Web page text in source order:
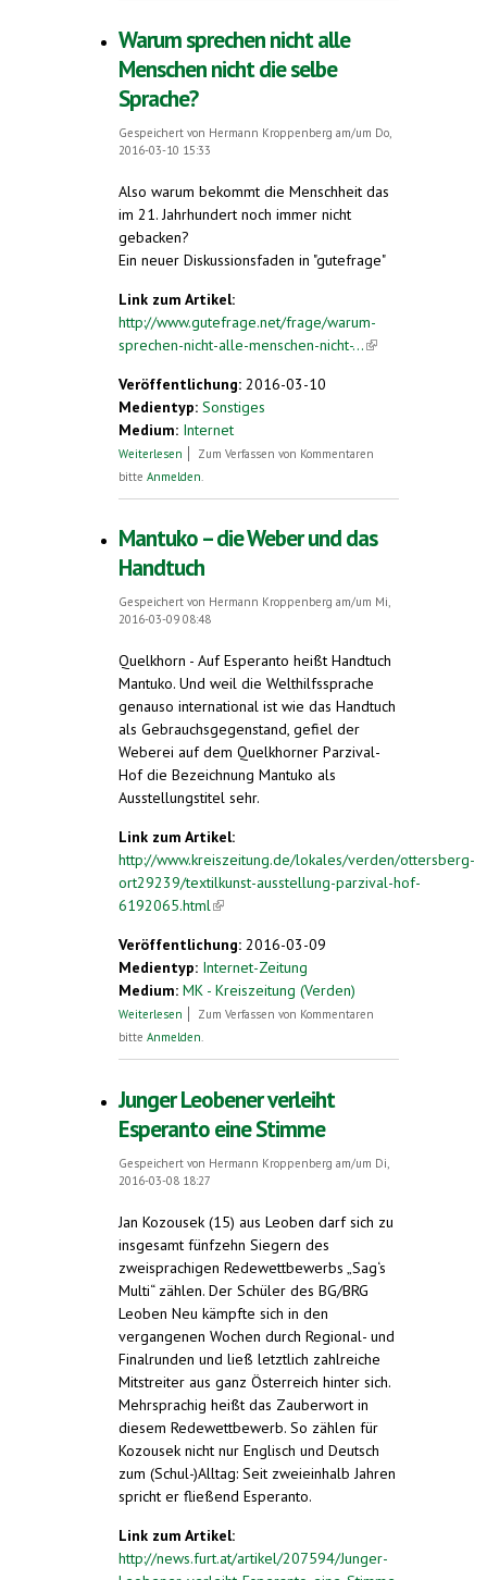
Warum sprechen nicht alle
Menschen nicht die selbe
Sprache?
Gespeichert von Hermann Kroppenberg am/um Do,
2016-03-10 15:33
Also warum bekommt die Menschheit das
im 21. Jahrhundert noch immer nicht
gebacken?
Ein neuer Diskussionsfaden in "gutefrage"
Link zum Artikel:
http://www.gutefrage.net/frage/warum-
sprechen-nicht-alle-menschen-nicht-...(link is
Veröffentlichung: 2016-03-10
Medientyp: Sonstiges
Medium: Internet
Weiterlesen über Warum sprechen nicht alle
Zum Verfassen von Kommentaren
bitte Anmelden
Mantuko – die Weber und das
Handtuch
Gespeichert von Hermann Kroppenberg am/um Mi,
2016-03-09 08:48
Quelkhorn - Auf Esperanto heißt Handtuch
Mantuko. Und weil die Welthilfssprache
genauso international ist wie das Handtuch
als Gebrauchsgegenstand, gefiel der
Weberei auf dem Quelkhorner Parzival-
Hof die Bezeichnung Mantuko als
Ausstellungstitel sehr.
Link zum Artikel:
http://www.kreiszeitung.de/lokales/verden/ottersberg-
ort29239/textilkunst-ausstellung-parzival-hof-
6192065.html(link is external)
Veröffentlichung: 2016-03-09
Medientyp: Internet-Zeitung
Medium: MK - Kreiszeitung (Verden)
Weiterlesen über Mantuko – die Weber und das
Zum Verfassen von Kommentaren
bitte Anmelden.
Junger Leobener verleiht
Esperanto eine Stimme
Gespeichert von Hermann Kroppenberg am/um Di,
2016-03-08 18:27
Jan Kozousek (15) aus Leoben darf sich zu
insgesamt fünfzehn Siegern des
zweisprachigen Redewettbewerbs „Sag‘s
Multi“ zählen. Der Schüler des BG/BRG
Leoben Neu kämpfte sich in den
vergangenen Wochen durch Regional- und
Finalrunden und ließ letztlich zahlreiche
Mitstreiter aus ganz Österreich hinter sich.
Mehrsprachig heißt das Zauberwort in
diesem Redewettbewerb. So zählen für
Kozousek nicht nur Englisch und Deutsch
zum (Schul-)Alltag: Seit zweieinhalb Jahren
spricht er fließend Esperanto.
Link zum Artikel:
http://news.furt.at/artikel/207594/Junger-